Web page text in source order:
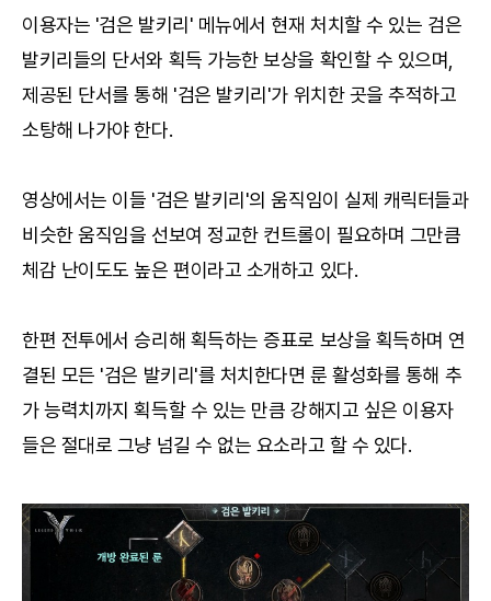
이용자는 '검은 발키리' 메뉴에서 현재 처치할 수 있는 검은
발키리들의 단서와 획득 가능한 보상을 확인할 수 있으며,
제공된 단서를 통해 '검은 발키리'가 위치한 곳을 추적하고
소탕해 나가야 한다.
영상에서는 이들 '검은 발키리'의 움직임이 실제 캐릭터들과
비슷한 움직임을 선보여 정교한 컨트롤이 필요하며 그만큼
체감 난이도도 높은 편이라고 소개하고 있다.
한편 전투에서 승리해 획득하는 증표로 보상을 획득하며 연
결된 모든 '검은 발키리'를 처치한다면 룬 활성화를 통해 추
가 능력치까지 획득할 수 있는 만큼 강해지고 싶은 이용자
들은 절대로 그냥 넘길 수 없는 요소라고 할 수 있다.